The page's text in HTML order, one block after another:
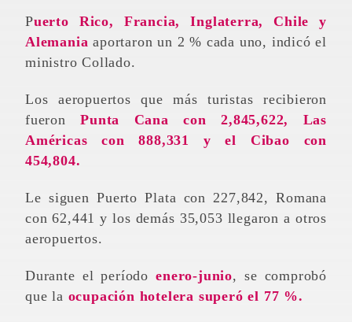
Puerto Rico, Francia, Inglaterra, Chile y
Alemania aportaron un 2 % cada uno, indicó el
ministro Collado.
Los aeropuertos que más turistas recibieron
fueronPunta Cana con 2,845,622,
Las
Américas con 888,331 y el Cibao con
454,804.
Le siguen Puerto Plata con 227,842, Romana
con 62,441 y los demás 35,053 llegaron a otros
aeropuertos.
Durante el períodoenero-junio, se comprobó
que la ocupación hotelera superó el 77 %.